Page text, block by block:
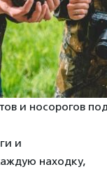
и носорогов
и
находку,